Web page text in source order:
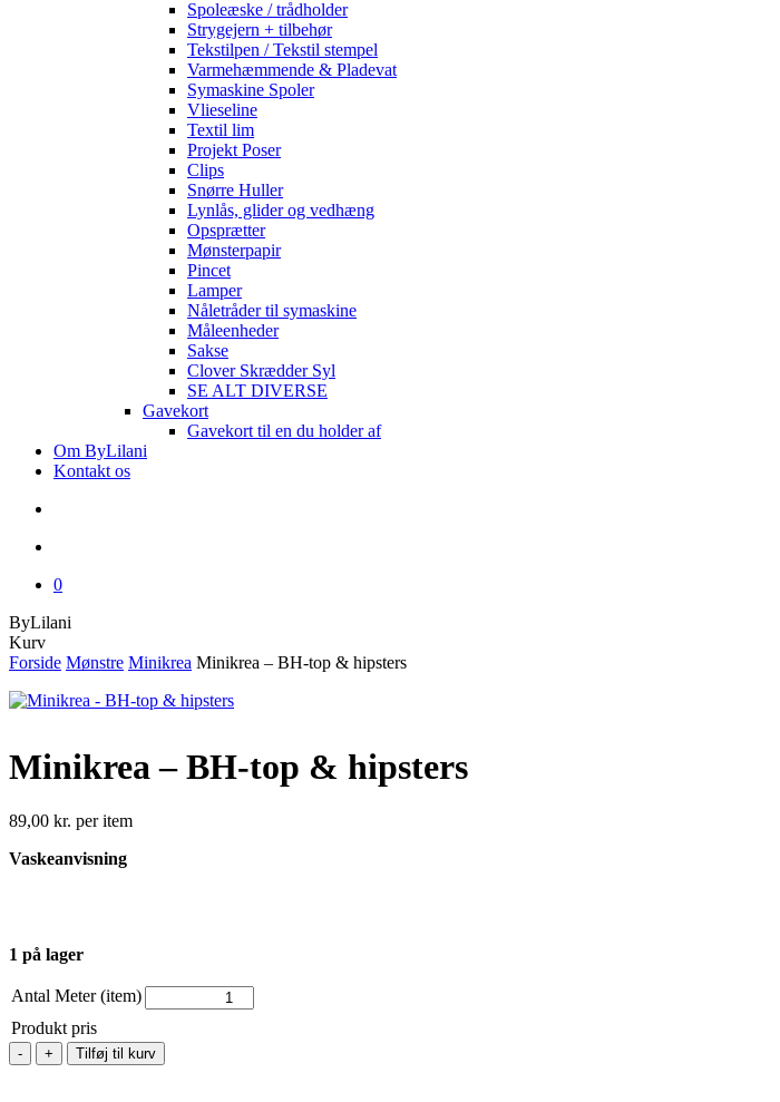
Spoleæske / trådholder
Strygejern + tilbehør
Tekstilpen / Tekstil stempel
Varmehæmmende & Pladevat
Symaskine Spoler
Vlieseline
Textil lim
Projekt Poser
Clips
Snørre Huller
Lynlås, glider og vedhæng
Opsprætter
Mønsterpapir
Pincet
Lamper
Nåletråder til symaskine
Måleenheder
Sakse
Clover Skrædder Syl
SE ALT DIVERSE
Gavekort
Gavekort til en du holder af
Om ByLilani
Kontakt os
0
ByLilani
KurvClose
Cart
Forside Mønstre Minikrea Minikrea – BH-top & hipsters
Minikrea – BH-top & hipsters
89,00 kr. per item
Vaskeanvisning
1 på lager
Antal Meter (item)
Produkt pris
Minikrea
-
Tilføj til kurv